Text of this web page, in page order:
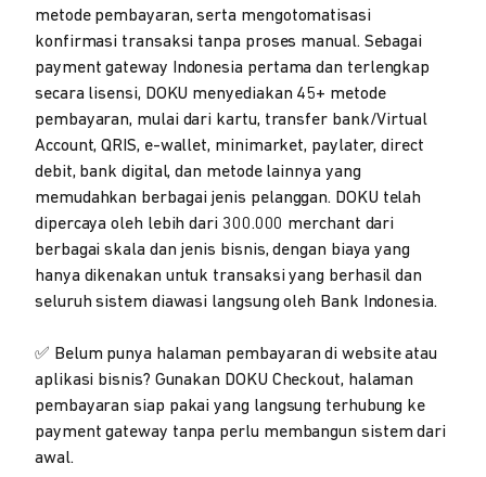
metode pembayaran, serta mengotomatisasi
konfirmasi transaksi tanpa proses manual. Sebagai
payment gateway Indonesia pertama dan terlengkap
secara lisensi, DOKU menyediakan 45+ metode
pembayaran, mulai dari kartu, transfer bank/Virtual
Account, QRIS, e-wallet, minimarket, paylater, direct
debit, bank digital, dan metode lainnya yang
memudahkan berbagai jenis pelanggan. DOKU telah
dipercaya oleh lebih dari 300.000 merchant dari
berbagai skala dan jenis bisnis, dengan biaya yang
hanya dikenakan untuk transaksi yang berhasil dan
seluruh sistem diawasi langsung oleh Bank Indonesia.
✅ Belum punya halaman pembayaran di website atau
aplikasi bisnis? Gunakan DOKU Checkout, halaman
pembayaran siap pakai yang langsung terhubung ke
payment gateway tanpa perlu membangun sistem dari
awal.